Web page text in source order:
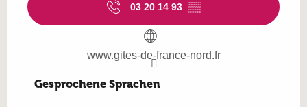
03 20 14 93 ▒▒
www.gites-de-france-nord.fr
Gesprochene Sprachen
Gesprochene Sprachen